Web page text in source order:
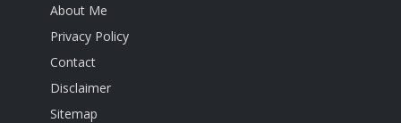
About Me
Privacy Policy
Contact
Disclaimer
Sitemap